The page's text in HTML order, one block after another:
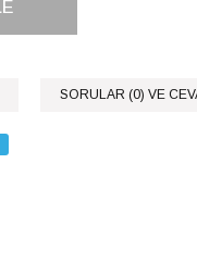
SORULAR (0) VE